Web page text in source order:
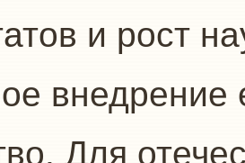
и рост
внедрение
Для